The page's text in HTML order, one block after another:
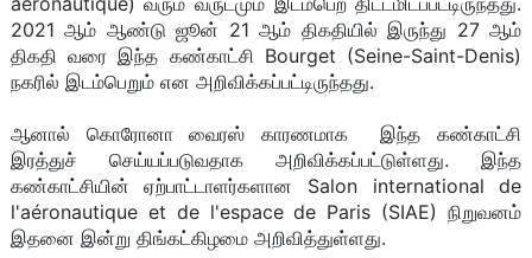
2021 ஆம் ஆண்டு ஜூன் 21 ஆம் திகதியில் இருந்து 27 ஆம்
திகதி வரை இந்த கண்காட்சி Bourget (Seine-Saint-Denis)
நகரில் இடம்பெறும் என அறிவிக்கப்பட்டிருந்தது.
ஆனால் கொரோனா வைரஸ் காரணமாக இந்த கண்காட்சி
இரத்துச் செய்யப்படுவதாக அறிவிக்கப்பட்டுள்ளது. இந்த
கண்காட்சியின் ஏற்பாட்டாளர்களான Salon international de
l'aéronautique et de l'espace de Paris (SIAE) நிறுவனம்
இதனை இன்று திங்கட்கிழமை அறிவித்துள்ளது.